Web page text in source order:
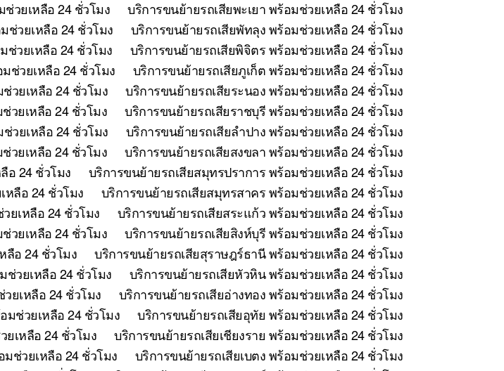
วยเหลือ 24 ชั่วโมง
บริการขนย้ายรถเสียพะเยา พร้อมช่วยเหลือ 24 ชั่วโมง
ช่วยเหลือ 24 ชั่วโมง
บริการขนย้ายรถเสียพัทลุง พร้อมช่วยเหลือ 24 ชั่วโมง
ช่วยเหลือ 24 ชั่วโมง
บริการขนย้ายรถเสียพิจิตร พร้อมช่วยเหลือ 24 ชั่วโมง
ช่วยเหลือ 24 ชั่วโมง
บริการขนย้ายรถเสียภูเก็ต พร้อมช่วยเหลือ 24 ชั่วโมง
วยเหลือ 24 ชั่วโมง
บริการขนย้ายรถเสียระนอง พร้อมช่วยเหลือ 24 ชั่วโมง
วยเหลือ 24 ชั่วโมง
บริการขนย้ายรถเสียราชบุรี พร้อมช่วยเหลือ 24 ชั่วโมง
วยเหลือ 24 ชั่วโมง
บริการขนย้ายรถเสียลำปาง พร้อมช่วยเหลือ 24 ชั่วโมง
วยเหลือ 24 ชั่วโมง
บริการขนย้ายรถเสียสงขลา พร้อมช่วยเหลือ 24 ชั่วโมง
อ 24 ชั่วโมง
บริการขนย้ายรถเสียสมุทรปราการ พร้อมช่วยเหลือ 24 ชั่วโมง
หลือ 24 ชั่วโมง
บริการขนย้ายรถเสียสมุทรสาคร พร้อมช่วยเหลือ 24 ชั่วโมง
ยเหลือ 24 ชั่วโมง
บริการขนย้ายรถเสียสระแก้ว พร้อมช่วยเหลือ 24 ชั่วโมง
วยเหลือ 24 ชั่วโมง
บริการขนย้ายรถเสียสิงห์บุรี พร้อมช่วยเหลือ 24 ชั่วโมง
ลือ 24 ชั่วโมง
บริการขนย้ายรถเสียสุราษฎร์ธานี พร้อมช่วยเหลือ 24 ชั่วโมง
วยเหลือ 24 ชั่วโมง
บริการขนย้ายรถเสียหัวหิน พร้อมช่วยเหลือ 24 ชั่วโมง
ยเหลือ 24 ชั่วโมง
บริการขนย้ายรถเสียอ่างทอง พร้อมช่วยเหลือ 24 ชั่วโมง
ช่วยเหลือ 24 ชั่วโมง
บริการขนย้ายรถเสียอุทัย พร้อมช่วยเหลือ 24 ชั่วโมง
ยเหลือ 24 ชั่วโมง
บริการขนย้ายรถเสียเชียงราย พร้อมช่วยเหลือ 24 ชั่วโมง
ช่วยเหลือ 24 ชั่วโมง
บริการขนย้ายรถเสียเบตง พร้อมช่วยเหลือ 24 ชั่วโมง